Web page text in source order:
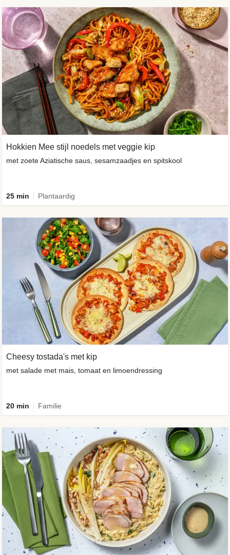
Hokkien Mee stijl noedels met veggie kip
met zoete Aziatische saus, sesamzaadjes en spitskool
25 min Plantaardig
Cheesy tostada's met kip
met salade met mais, tomaat en limoendressing
20 min Familie